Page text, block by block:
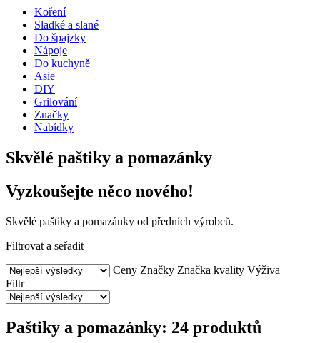
Koření
Sladké a slané
Do špajzky
Nápoje
Do kuchyně
Asie
DIY
Grilování
Značky
Nabídky
Skvělé paštiky a pomazánky
Vyzkoušejte něco nového!
Skvělé paštiky a pomazánky od předních výrobců.
Filtrovat a seřadit
Ceny Značky Značka kvality Výživa
Filtr
Paštiky a pomazánky: 24 produktů